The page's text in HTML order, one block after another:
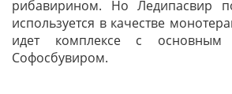
рибавирином. Но Ледипасвир
используется в качестве
идет комплексе с
Софосбувиром.